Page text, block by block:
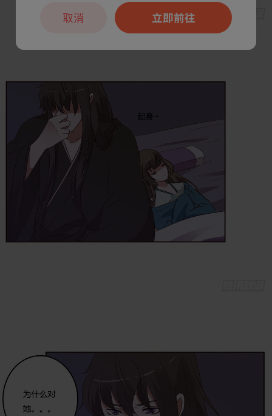
立即前往
取消